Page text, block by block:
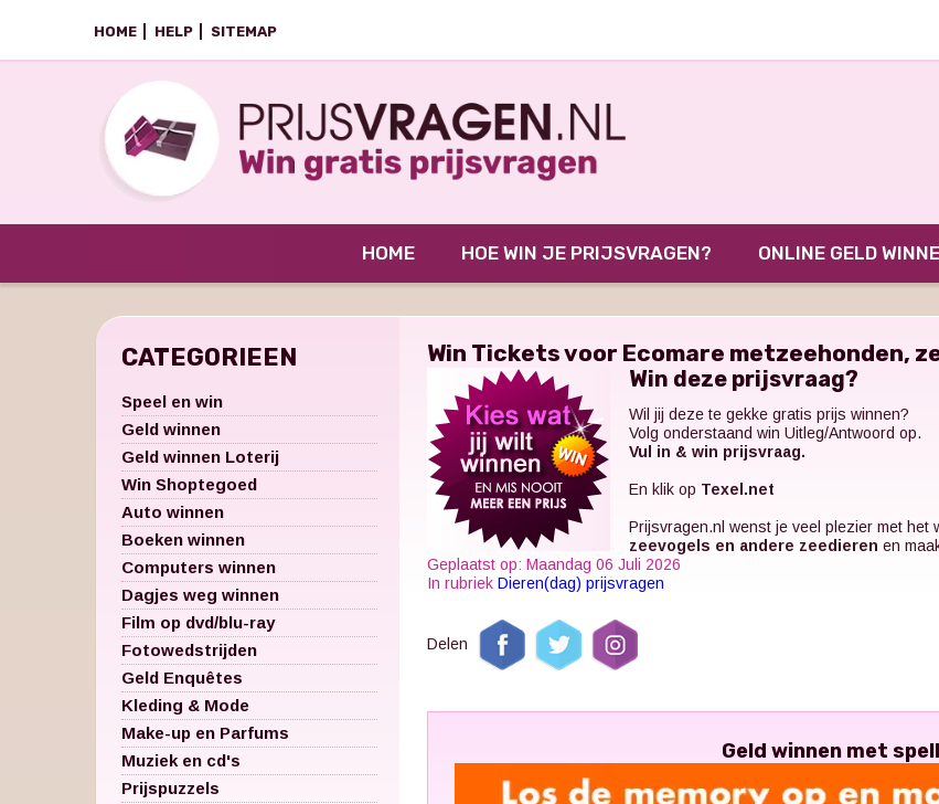
HOME HELP SITEMAP
HOME HOE WIN JE PRIJSVRAGEN? ONLINE GELD
CATEGORIEEN
Speel en win
Geld winnen
Geld winnen Loterij
Win Shoptegoed
Auto winnen
Boeken winnen
Computers winnen
Dagjes weg winnen
Film op dvd/blu-ray
Fotowedstrijden
Geld Enquêtes
Kleding & Mode
Make-up en Parfums
Muziek en cd's
Prijspuzzels
Win Tickets voor Ecomare metzeehonden,
Win deze prijsvraag?
Wil jij deze te gekke gratis prijs winnen?
Volg onderstaand win Uitleg/Antwoord op.
Vul in & win prijsvraag.
En klik op Texel.net
Prijsvragen.nl wenst je veel plezier met het
zeevogels en andere zeedieren en
Geplaatst op: Maandag 06 Juli 2026
In rubriek Dieren(dag) prijsvragen
Delen
Geld winnen met